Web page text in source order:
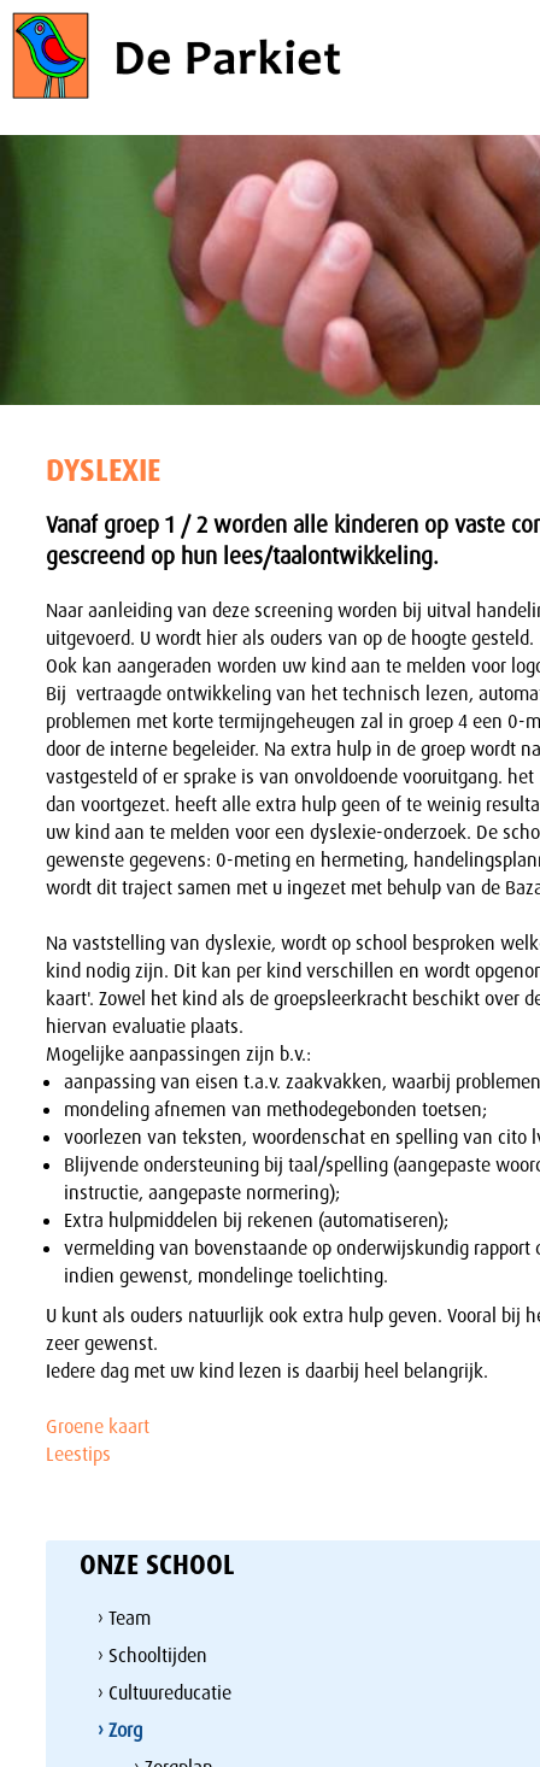
DYSLEXIE
Vanaf groep 1 / 2 worden alle kinderen op vaste
gescreend op hun lees/taalontwikkeling.
Naar aanleiding van deze screening worden bij uitval
uitgevoerd. U wordt hier als ouders van op de hoogte gesteld.
Ook kan aangeraden worden uw kind aan te melden voor
Bij vertraagde ontwikkeling van het technisch lezen,
problemen met korte termijngeheugen zal in groep 4 een 0-
door de interne begeleider. Na extra hulp in de groep wordt
vastgesteld of er sprake is van onvoldoende vooruitgang.
dan voortgezet. heeft alle extra hulp geen of te weinig
uw kind aan te melden voor een dyslexie-onderzoek. De
gewenste gegevens: 0-meting en hermeting,
wordt dit traject samen met u ingezet met behulp van de
Na vaststelling van dyslexie, wordt op school besproken
kind nodig zijn. Dit kan per kind verschillen en wordt
kaart'. Zowel het kind als de groepsleerkracht beschikt over
hiervan evaluatie plaats.
Mogelijke aanpassingen zijn b.v.:
aanpassing van eisen t.a.v. zaakvakken, waarbij
mondeling afnemen van methodegebonden toetsen;
voorlezen van teksten, woordenschat en spelling van cito
Blijvende ondersteuning bij taal/spelling (aangepaste
instructie, aangepaste normering);
Extra hulpmiddelen bij rekenen (automatiseren);
vermelding van bovenstaande op onderwijskundig rapport
indien gewenst, mondelinge toelichting.
U kunt als ouders natuurlijk ook extra hulp geven. Vooral bij
zeer gewenst.
Iedere dag met uw kind lezen is daarbij heel belangrijk.
Groene kaart
Leestips
ONZE SCHOOL
› Team
› Schooltijden
› Cultuureducatie
› Zorg